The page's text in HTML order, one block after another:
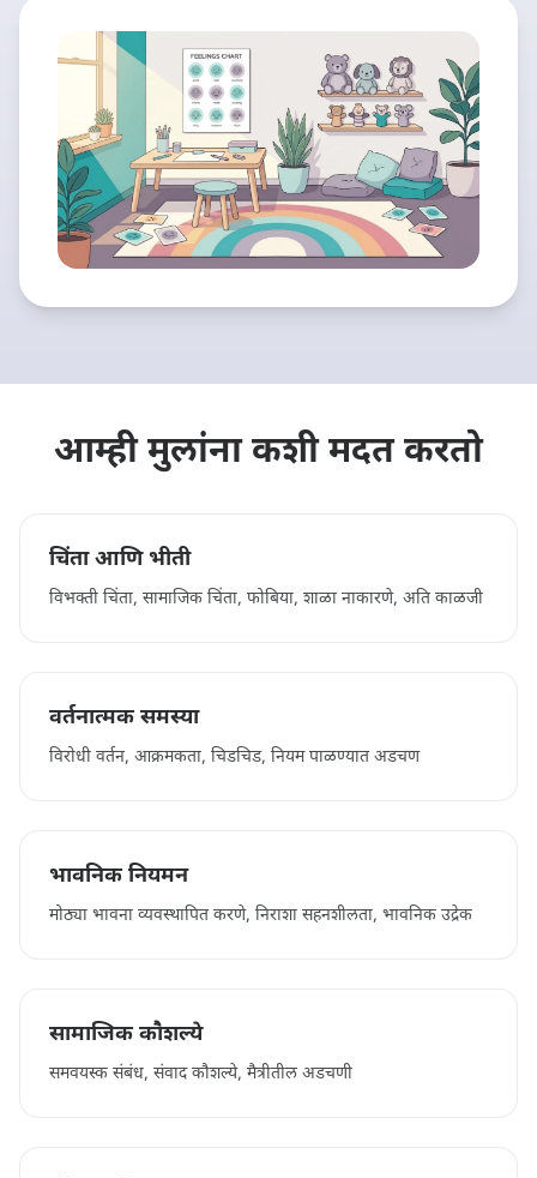
🇮🇳 मराठी
📞 0410 261 838
अपॉइंटमेंट बुक करा
आम्ही मुलांना कशी मदत करतो
चिंता आणि भीती
विभक्ती चिंता, सामाजिक चिंता, फोबिया, शाळा नाकारणे, अति काळजी
वर्तनात्मक समस्या
विरोधी वर्तन, आक्रमकता, चिडचिड, नियम पाळण्यात अडचण
भावनिक नियमन
मोठ्या भावना व्यवस्थापित करणे, निराशा सहनशीलता, भावनिक उद्रेक
सामाजिक कौशल्ये
समवयस्क संबंध, संवाद कौशल्ये, मैत्रीतील अडचणी